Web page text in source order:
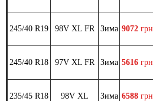
245/40 R19 98V XL FR Зима 9072 грн
245/40 R18 97V XL FR Зима 5616 грн
235/45 R18 98V XL Зима 6588 грн